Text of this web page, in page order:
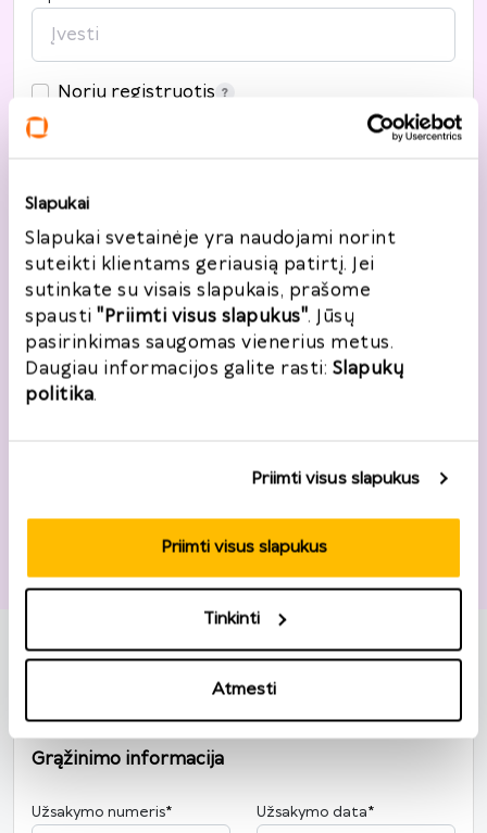
Slapukai
Slapukai svetainėje yra naudojami norint
suteikti klientams geriausią patirtį. Jei
sutinkate su visais slapukais, prašome
spausti "Priimti visus slapukus". Jūsų
pasirinkimas saugomas vienerius metus.
Daugiau informacijos galite rasti: Slapukų
politika.
Priimti visus slapukus
Priimti visus slapukus
Tinkinti
Atmesti
Noriu registruotis
Adresas
Šalis*
Lietuva
Gatvė, namo nr.*
Pašto kodas*
Grąžinimo informacija
Užsakymo numeris* Užsakymo data*